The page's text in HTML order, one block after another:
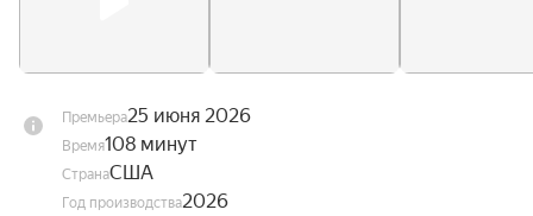
Премьера25 июня 2026
Время108 минут
СтранаСША
Год производства2026